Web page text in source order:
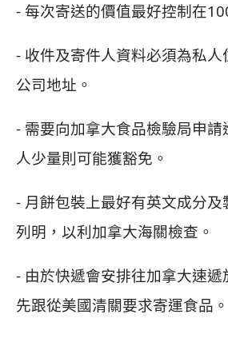
- 每次寄送的價值最好控制在
- 收件及寄件人資料必須為私人
公司地址。
- 需要向加拿大食品檢驗局申請
人少量則可能獲豁免。
- 月餅包裝上最好有英文成分及
列明，以利加拿大海關檢查。
- 由於快遞會安排往加拿大速遞
先跟從美國清關要求寄運食品。